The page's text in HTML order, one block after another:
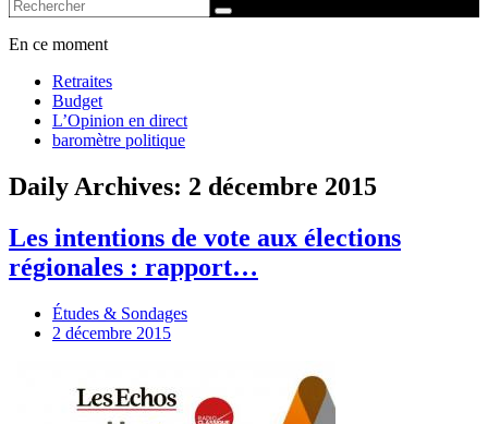
En ce moment
Retraites
Budget
L’Opinion en direct
baromètre politique
Daily Archives: 2 décembre 2015
Les intentions de vote aux élections
régionales : rapport…
Études & Sondages
2 décembre 2015